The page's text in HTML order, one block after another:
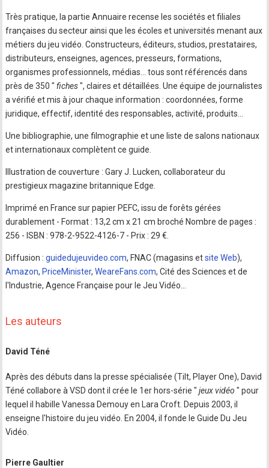
Très pratique, la partie Annuaire recense les sociétés et filiales
françaises du secteur ainsi que les écoles et universités menant aux
métiers du jeu vidéo. Constructeurs, éditeurs, studios, prestataires,
distributeurs, enseignes, agences, presseurs, formations,
organismes professionnels, médias… tous sont référencés dans
près de 350 " fiches", claires et détaillées. Une équipe de journalistes
a vérifié et mis à jour chaque information : coordonnées, forme
juridique, effectif, identité des responsables, activité, produits…
Une bibliographie, une filmographie et une liste de salons nationaux
et internationaux complètent ce guide.
Illustration de couverture : Gary J. Lucken, collaborateur du
prestigieux magazine britannique Edge.
Imprimé en France sur papier PEFC, issu de forêts gérées
durablement - Format : 13,2 cm x 21 cm broché Nombre de pages :
256 - ISBN : 978-2-9522-4126-7 - Prix : 29 €.
Diffusion :guidedujeuvideo.com, FNAC (magasins etsite Web),
Amazon, PriceMinister,WeareFans.com, Cité des Sciences et de
l'Industrie, Agence Française pour le Jeu Vidéo…
Les auteurs
David Téné
Après des débuts dans la presse spécialisée (Tilt, Player One), David
Téné collabore à VSD dont il crée le 1er hors-série " jeux vidéo" pour
lequel il habille Vanessa Demouy en Lara Croft. Depuis 2003, il
enseigne l'histoire du jeu vidéo. En 2004, il fonde le Guide Du Jeu
Vidéo.
Pierre Gaultier